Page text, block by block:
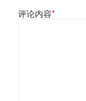
评论内容*